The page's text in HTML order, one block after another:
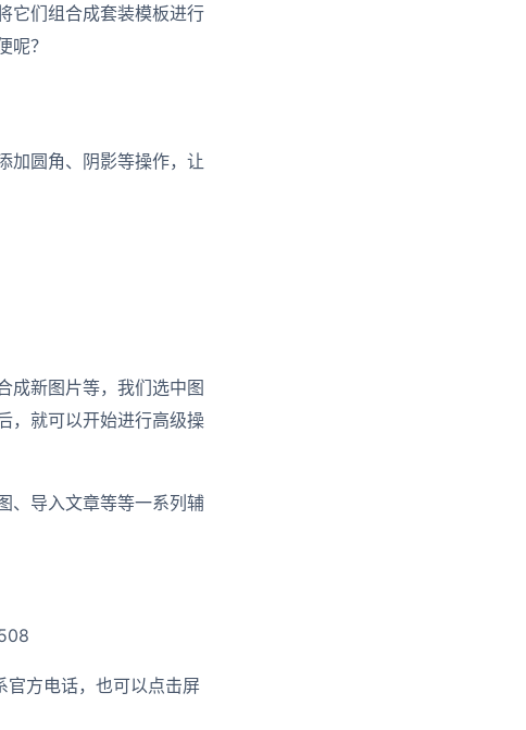
它们组合成套装模板进行
呢？
加圆角、阴影等操作，让
成新图片等，我们选中图
，就可以开始进行高级操
、导入文章等等一系列辅
官方电话，也可以点击屏